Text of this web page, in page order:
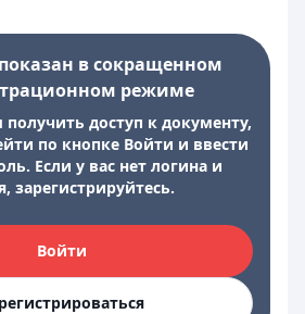
в сокращенном
режиме
доступ к документу,
по кнопке Войти и ввести
Если у вас нет логина и
зарегистрируйтесь.
Войти